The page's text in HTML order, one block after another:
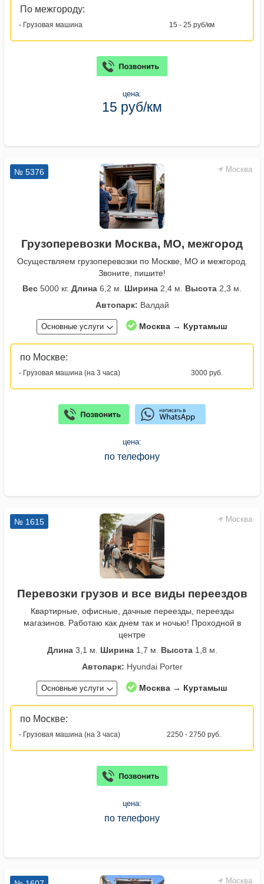
По межгороду:
- Грузовая машина 15 - 25 руб/км
цена:
15 руб/км
Москва
№ 5376
Грузоперевозки Москва, МО, межгород
Осуществляем грузоперевозки по Москве, МО и межгород.
Звоните, пишите!
Вес 5000 кг. Длина 6,2 м. Ширина 2,4 м. Высота 2,3 м.
Автопарк: Валдай
Основные услуги Москва → Куртамыш
по Москве:
- Грузовая машина (на 3 часа) 3000 руб.
цена:
по телефону
Москва
№ 1615
Перевозки грузов и все виды переездов
Квартирные, офисные, дачные переезды, переезды
магазинов. Работаю как днем так и ночью! Проходной в
центре
Длина3,1 м. Ширина1,7 м. Высота1,8 м.
Автопарк: Hyundai Porter
Основные услуги Москва → Куртамыш
по Москве:
- Грузовая машина (на 3 часа) 2250 - 2750 руб.
цена:
по телефону
Москва